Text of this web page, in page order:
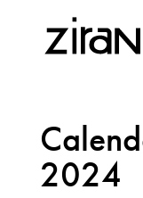
2024